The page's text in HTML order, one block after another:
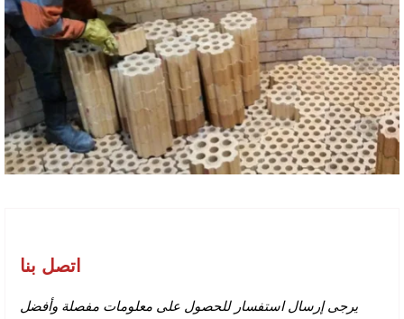
اتصل بنا
يرجى إرسال استفسار للحصول على معلومات مفصلة وأفضل